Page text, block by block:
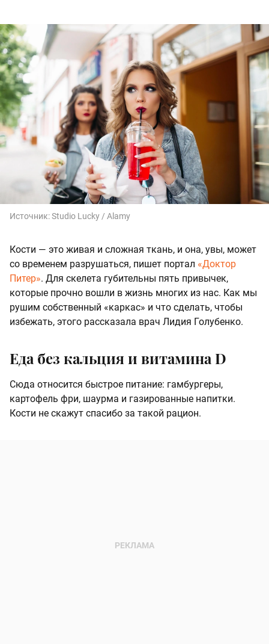
Источник:Studio Lucky / Alamy
Кости — это живая и сложная ткань, и она, увы, может
со временем разрушаться, пишет портал «Доктор
Питер». Для скелета губительны пять привычек,
которые прочно вошли в жизнь многих из нас. Как мы
рушим собственный «каркас» и что сделать, чтобы
избежать, этого рассказала врач Лидия Голубенко.
Еда без кальция и витамина D
Сюда относится быстрое питание: гамбургеры,
картофель фри, шаурма и газированные напитки.
Кости не скажут спасибо за такой рацион.